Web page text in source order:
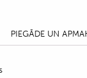
PIEGĀDE UN